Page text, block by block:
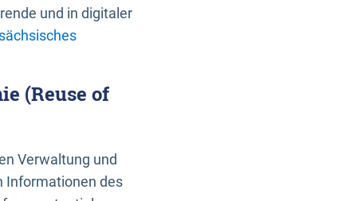
und in digitaler
(Reuse of
Verwaltung und
Informationen des